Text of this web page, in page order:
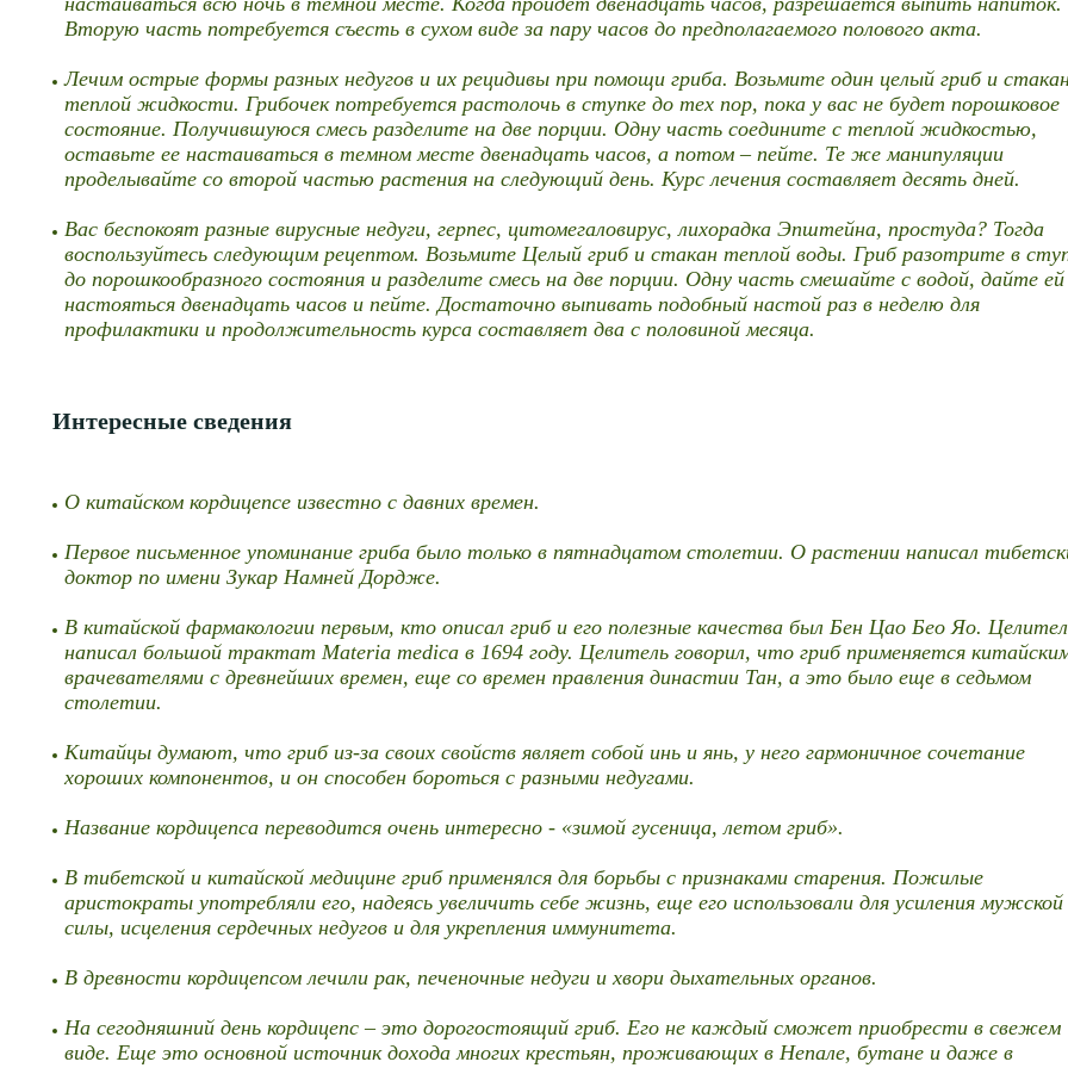
Вторую часть потребуется съесть в сухом виде за пару часов до предполагаемого полового акта.
Лечим острые формы разных недугов и их рецидивы при помощи гриба. Возьмите один целый гриб и
теплой жидкости. Грибочек потребуется растолочь в ступке до тех пор, пока у вас не будет порошковое
состояние. Получившуюся смесь разделите на две порции. Одну часть соедините с теплой жидкостью,
оставьте ее настаиваться в темном месте двенадцать часов, а потом – пейте. Те же манипуляции
проделывайте со второй частью растения на следующий день. Курс лечения составляет десять дней.
Вас беспокоят разные вирусные недуги, герпес, цитомегаловирус, лихорадка Эпштейна, простуда? Тогда
воспользуйтесь следующим рецептом. Возьмите Целый гриб и стакан теплой воды. Гриб разотрите в
до порошкообразного состояния и разделите смесь на две порции. Одну часть смешайте с водой, дайте ей
настояться двенадцать часов и пейте. Достаточно выпивать подобный настой раз в неделю для
профилактики и продолжительность курса составляет два с половиной месяца.
Интересные сведения
О китайском кордицепсе известно с давних времен.
Первое письменное упоминание гриба было только в пятнадцатом столетии. О растении написал
доктор по имени Зукар Намней Дордже.
В китайской фармакологии первым, кто описал гриб и его полезные качества был Бен Цао Бео Яо.
написал большой трактат Materia medica в 1694 году. Целитель говорил, что гриб применяется
врачевателями с древнейших времен, еще со времен правления династии Тан, а это было еще в седьмом
столетии.
Китайцы думают, что гриб из-за своих свойств являет собой инь и янь, у него гармоничное сочетание
хороших компонентов, и он способен бороться с разными недугами.
Название кордицепса переводится очень интересно - «зимой гусеница, летом гриб».
В тибетской и китайской медицине гриб применялся для борьбы с признаками старения. Пожилые
аристократы употребляли его, надеясь увеличить себе жизнь, еще его использовали для усиления мужской
силы, исцеления сердечных недугов и для укрепления иммунитета.
В древности кордицепсом лечили рак, печеночные недуги и хвори дыхательных органов.
На сегодняшний день кордицепс – это дорогостоящий гриб. Его не каждый сможет приобрести в свежем
виде. Еще это основной источник дохода многих крестьян, проживающих в Непале, бутане и даже в